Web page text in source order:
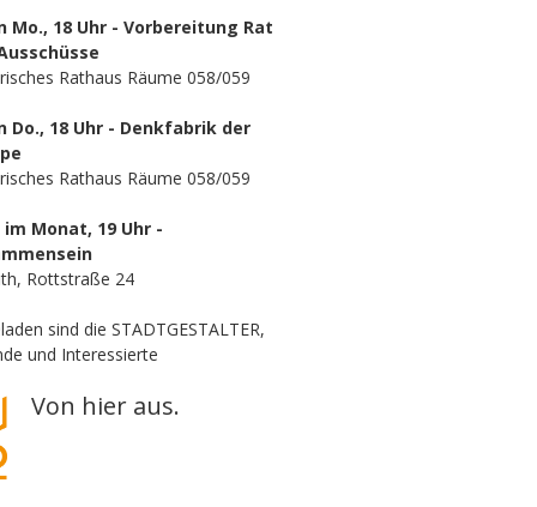
Mo., 18 Uhr - Vorbereitung Rat
Rathaus Räume 058/059
Do., 18 Uhr - Denkfabrik der
Rathaus Räume 058/059
im Monat, 19 Uhr -
Rottstraße 24
sind die STADTGESTALTER,
und Interessierte
Von hier aus.